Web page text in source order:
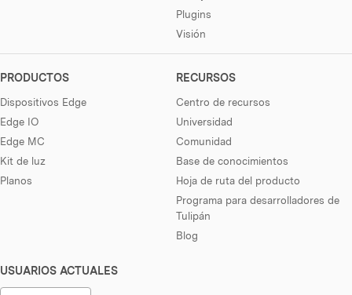
Plugins
Visión
PRODUCTOS
Dispositivos Edge
Edge IO
Edge MC
Kit de luz
Planos
RECURSOS
Centro de recursos
Universidad
Comunidad
Base de conocimientos
Hoja de ruta del producto
Programa para desarrolladores de
Tulipán
Blog
USUARIOS ACTUALES